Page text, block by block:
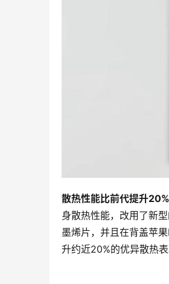
散热性能比前代提升20%
身散热性能，改用了新
墨烯片，并且在背盖苹
升约近20%的优异散热表